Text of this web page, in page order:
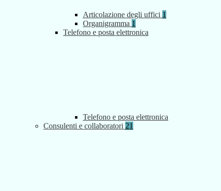
Articolazione degli uffici 1
Organigramma 1
Telefono e posta elettronica
Telefono e posta elettronica
Consulenti e collaboratori 21